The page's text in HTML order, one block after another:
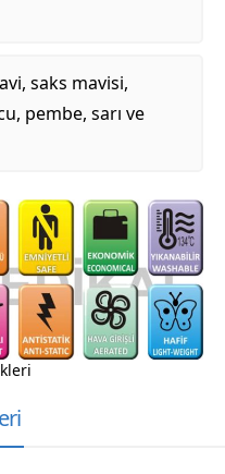
saks mavisi,
pembe, sarı ve